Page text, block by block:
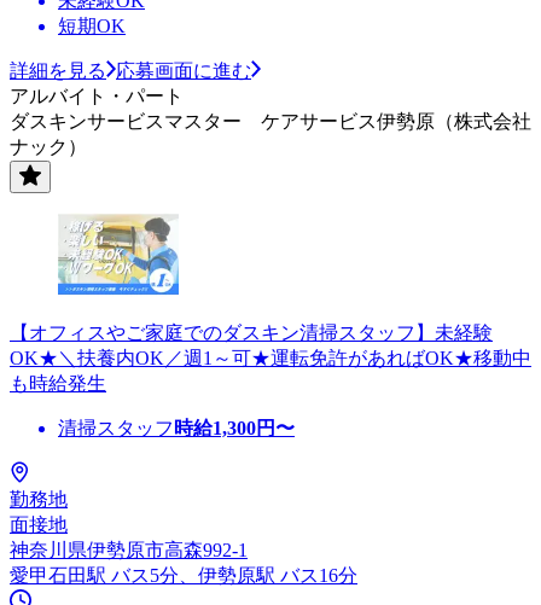
短期OK
詳細を見る
応募画面に進む
アルバイト・パート
ダスキンサービスマスター ケアサービス伊勢原（株式会社
ナック）
【オフィスやご家庭でのダスキン清掃スタッフ】未経験
OK★＼扶養内OK／週1～可★運転免許があればOK★移動中
も時給発生
清掃スタッフ 時給1,300円〜
勤務地
面接地
神奈川県伊勢原市高森992-1
愛甲石田駅 バス5分、伊勢原駅 バス16分